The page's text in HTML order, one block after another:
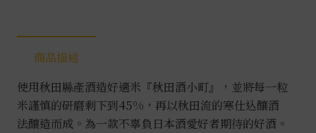
商品描述
使用秋田縣產酒造好適米『秋田酒小町』，並將每一粒
米謹慎的研磨剩下到45%，再以秋田流的寒仕込釀酒
法釀造而成。為一款不辜負日本酒愛好者期待的好酒。